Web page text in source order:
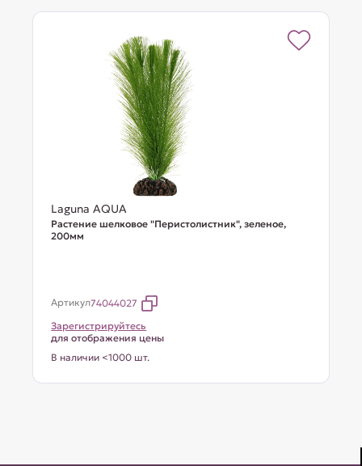
Laguna AQUA
Растение шелковое "Перистолистник", зеленое,
200мм
Артикул74044027
Зарегистрируйтесь
для отображения цены
В наличии <1000 шт.